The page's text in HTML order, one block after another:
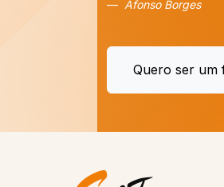
Quero ser um filiado SINAIT